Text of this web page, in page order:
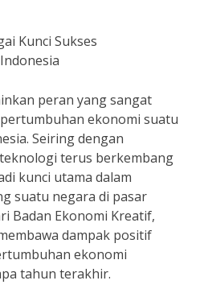
Kunci Sukses
peran yang sangat
ekonomi suatu
Seiring dengan
terus berkembang
kunci utama dalam
suatu negara di pasar
Badan Ekonomi Kreatif,
dampak positif
ekonomi
tahun terakhir.